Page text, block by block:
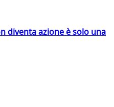
diventa azione è solo una